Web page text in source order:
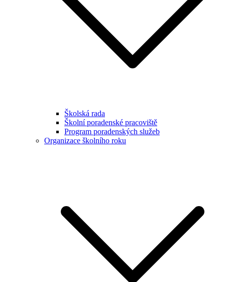
Školská rada
Školní poradenské pracoviště
Program poradenských služeb
Organizace školního roku